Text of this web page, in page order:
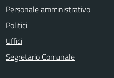
Personale amministrativo
Politici
Uffici
Segretario Comunale